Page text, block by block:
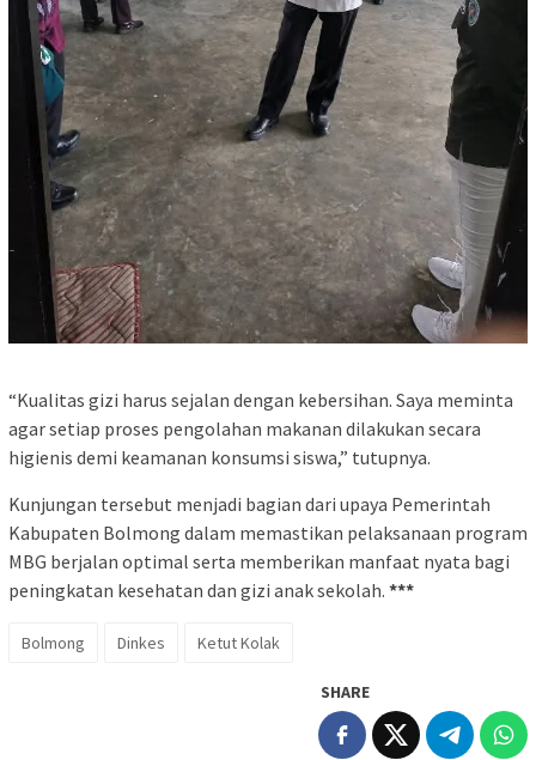
“Kualitas gizi harus sejalan dengan kebersihan. Saya meminta
agar setiap proses pengolahan makanan dilakukan secara
higienis demi keamanan konsumsi siswa,” tutupnya.
Kunjungan tersebut menjadi bagian dari upaya Pemerintah
Kabupaten Bolmong dalam memastikan pelaksanaan program
MBG berjalan optimal serta memberikan manfaat nyata bagi
peningkatan kesehatan dan gizi anak sekolah. ***
Bolmong Dinkes Ketut Kolak
SHARE